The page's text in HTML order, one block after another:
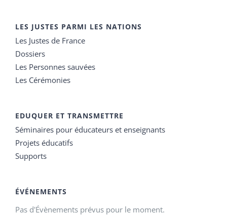
LES JUSTES PARMI LES NATIONS
Les Justes de France
Dossiers
Les Personnes sauvées
Les Cérémonies
EDUQUER ET TRANSMETTRE
Séminaires pour éducateurs et enseignants
Projets éducatifs
Supports
ÉVÉNEMENTS
Pas d'Évènements prévus pour le moment.